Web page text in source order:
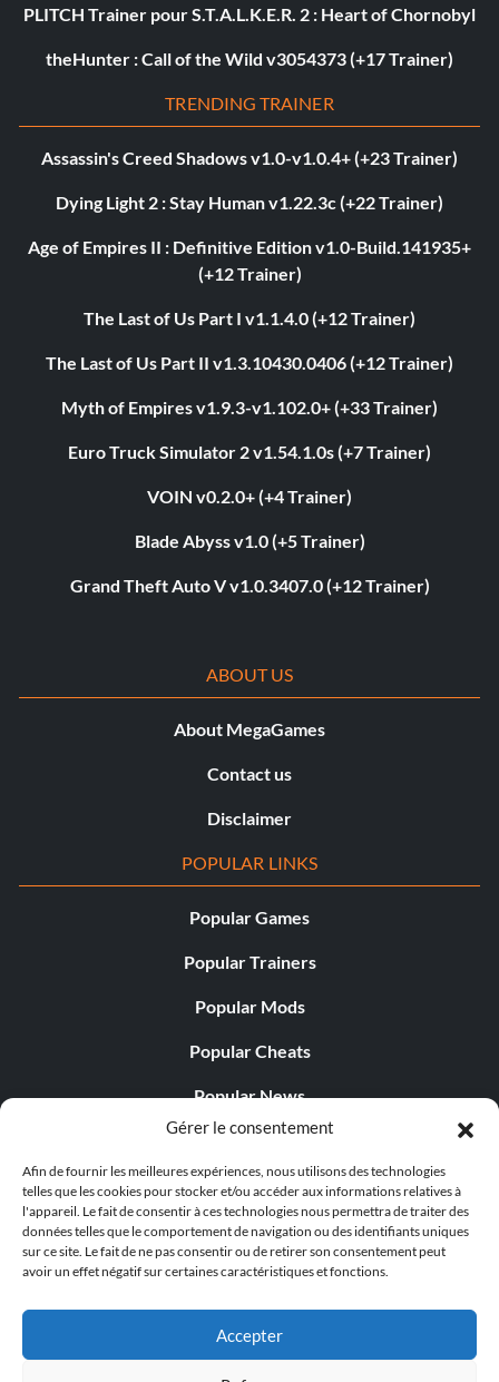
Gérer le consentement
Afin de fournir les meilleures expériences, nous utilisons des technologies
telles que les cookies pour stocker et/ou accéder aux informations relatives à
l'appareil. Le fait de consentir à ces technologies nous permettra de traiter des
données telles que le comportement de navigation ou des identifiants uniques
sur ce site. Le fait de ne pas consentir ou de retirer son consentement peut
avoir un effet négatif sur certaines caractéristiques et fonctions.
Accepter
PLITCH Trainer pour S.T.A.L.K.E.R. 2 : Heart of Chornobyl
theHunter : Call of the Wild v3054373 (+17 Trainer)
TRENDING TRAINER
Assassin's Creed Shadows v1.0-v1.0.4+ (+23 Trainer)
Dying Light 2 : Stay Human v1.22.3c (+22 Trainer)
Age of Empires II : Definitive Edition v1.0-Build.141935+
(+12 Trainer)
The Last of Us Part I v1.1.4.0 (+12 Trainer)
The Last of Us Part II v1.3.10430.0406 (+12 Trainer)
Myth of Empires v1.9.3-v1.102.0+ (+33 Trainer)
Euro Truck Simulator 2 v1.54.1.0s (+7 Trainer)
VOIN v0.2.0+ (+4 Trainer)
Blade Abyss v1.0 (+5 Trainer)
Grand Theft Auto V v1.0.3407.0 (+12 Trainer)
ABOUT US
About MegaGames
Contact us
Disclaimer
POPULAR LINKS
Popular Games
Popular Trainers
Popular Mods
Popular Cheats
Popular News
Popular Editorials
Popular Free Games
LATEST UPDATES